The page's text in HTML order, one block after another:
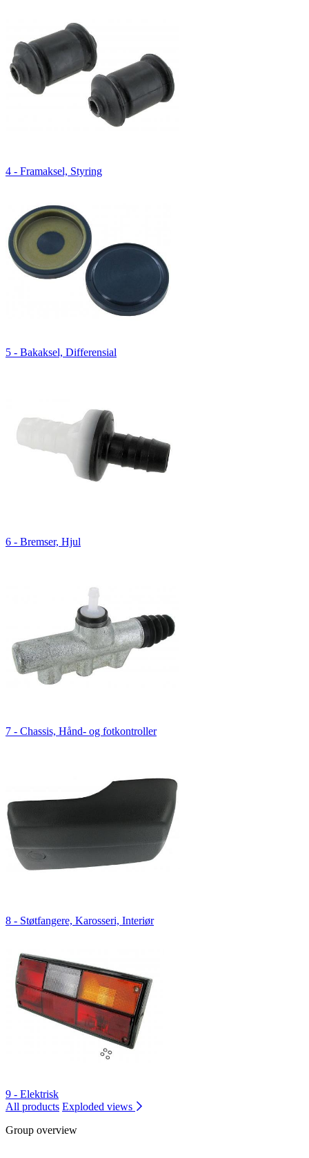
4 - Framaksel, Styring
5 - Bakaksel, Differensial
6 - Bremser, Hjul
7 - Chassis, Hånd- og fotkontroller
8 - Støtfangere, Karosseri, Interiør
9 - Elektrisk
All products Exploded views
Group overview